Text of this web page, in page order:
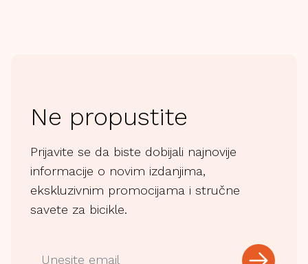
Ne propustite
Prijavite se da biste dobijali najnovije
informacije o novim izdanjima,
ekskluzivnim promocijama i stručne
savete za bicikle.